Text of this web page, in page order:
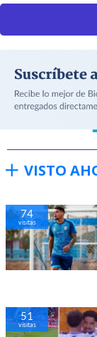
VISTO
74
visitas
51
visitas